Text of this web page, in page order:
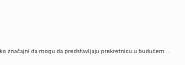
značajni da mogu da predstavljaju prekretnicu u budućem ...